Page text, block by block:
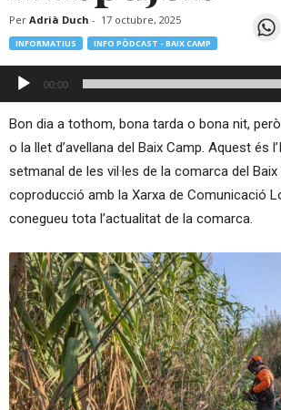
Per Adrià Duch - 17 octubre, 2025
INFORMATIUS INFO PÒDCAST - BAIX CAMP
Reproductor
d'àudio
00:00
Bon dia a tothom, bona tarda o bona nit,
o la llet d’avellana del Baix Camp. Aquest és
setmanal de les vil·les de la comarca del
coproducció amb la Xarxa de Comunicació
conegueu tota l’actualitat de la comarca.